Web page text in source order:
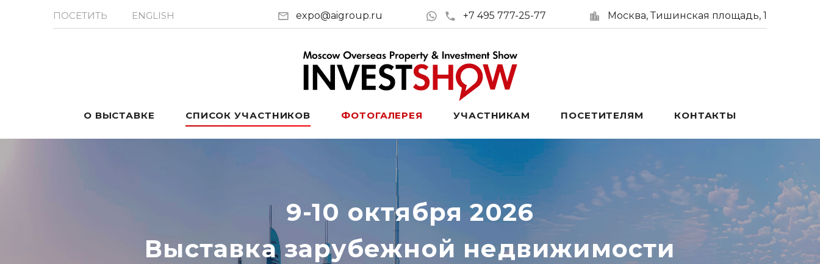
ПОСЕТИТЬ ENGLISH expo@aigroup.ru +7 495 777-25-77 Москва, Тишинская площадь, 1
О ВЫСТАВКЕ СПИСОК УЧАСТНИКОВ ФОТОГАЛЕРЕЯ УЧАСТНИКАМ ПОСЕТИТЕЛЯМ КОНТАКТЫ
9-10 октября 2026
Выставка зарубежной недвижимости